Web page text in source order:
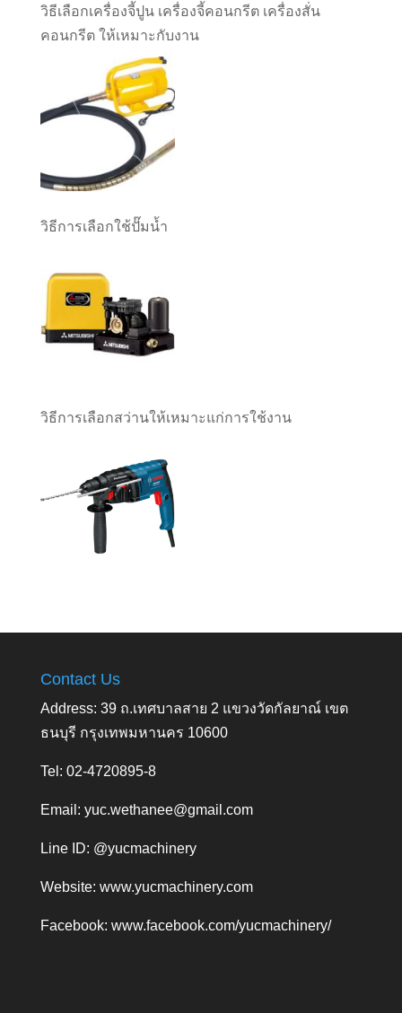
วิธีเลือกเครื่องจี้ปูน เครื่องจี้คอนกรีต เครื่องสั่น
คอนกรีต ให้เหมาะกับงาน
วิธีการเลือกใช้ปั๊มน้ำ
วิธีการเลือกสว่านให้เหมาะแก่การใช้งาน
Contact Us
Address: 39 ถ.เทศบาลสาย 2 แขวงวัดกัลยาณ์ เขต
ธนบุรี กรุงเทพมหานคร 10600
Tel: 02-4720895-8
Email: yuc.wethanee@gmail.com
Line ID: @yucmachinery
Website: www.yucmachinery.com
Facebook: www.facebook.com/yucmachinery/